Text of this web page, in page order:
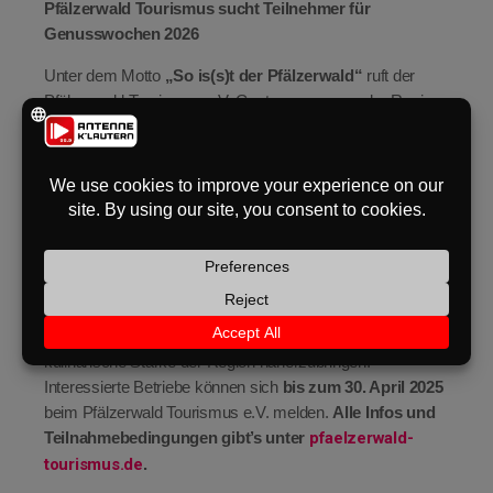
Pfälzerwald Tourismus sucht Teilnehmer für
Genusswochen 2026
Unter dem Motto „So is(s)t der Pfälzerwald“ ruft der
Pfälzerwald Tourismus e.V. Gastronomen aus der Region
auf, sich an den kommenden
22. März 2026
Die Aktion will dieVielfalt und Kreativität der pfälzischen
Küchesichtbar machen. Gesucht werdenRestaurants,
regionalen Zutaten arbeiten und spannende neue Gerichte
auf die Teller bringen möchten.
Ziel ist es, sowohl Einheimischen als auch Gästen die
kulinarische Stärke der Region näherzubringen.
Interessierte Betriebe können sich bis zum 30. April 2025
beim Pfälzerwald Tourismus e.V. melden. Alle Infos und
Teilnahmebedingungen gibt’s unter pfaelzerwald-
tourismus.de.